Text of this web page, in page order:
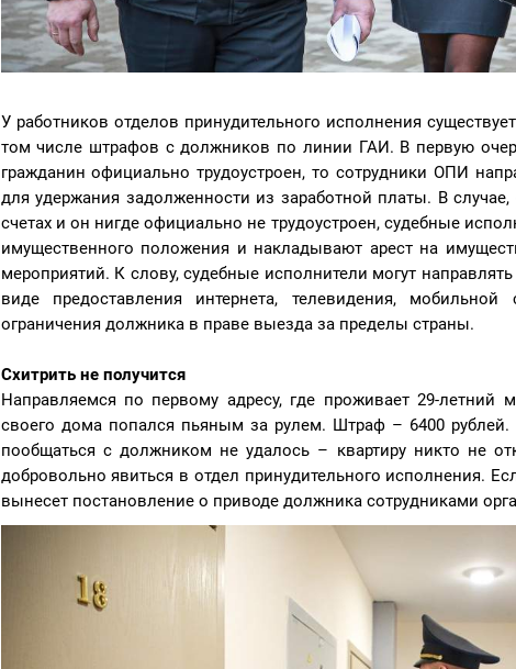
У работников отделов принудительного исполнения
том числе штрафов с должников по линии ГАИ. В первую
гражданин официально трудоустроен, то сотрудники ОПИ
для удержания задолженности из заработной платы. В
счетах и он нигде официально не трудоустроен, судебные
имущественного положения и накладывают арест на
мероприятий. К слову, судебные исполнители могут
виде предоставления интернета, телевидения,
ограничения должника в праве выезда за пределы страны.
Схитрить не получится
Направляемся по первому адресу, где проживает 29-летний
своего дома попался пьяным за рулем. Штраф – 6400
пообщаться с должником не удалось – квартиру никто не
добровольно явиться в отдел принудительного исполнения.
вынесет постановление о приводе должника сотрудниками